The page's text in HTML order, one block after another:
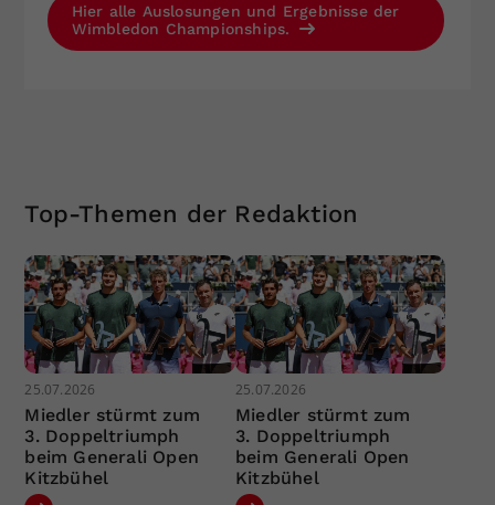
Hier alle Auslosungen und Ergebnisse der
Wimbledon Championships.
Top-Themen der Redaktion
25.07.2026
Miedler stürmt zum
3. Doppeltriumph
beim Generali Open
Kitzbühel
25.07.2026
Miedler stürmt zum
3. Doppeltriumph
beim Generali Open
Kitzbühel